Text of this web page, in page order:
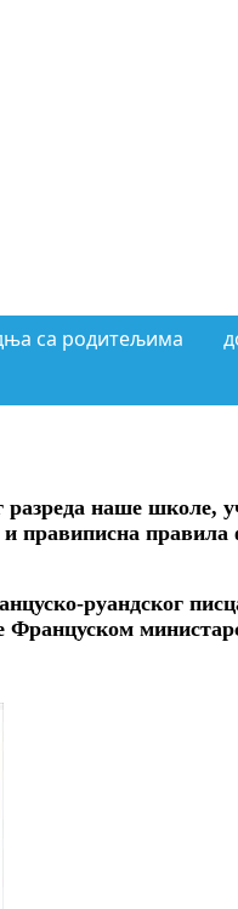
са родитељима
разреда наше
правиписна
руандског
Француском